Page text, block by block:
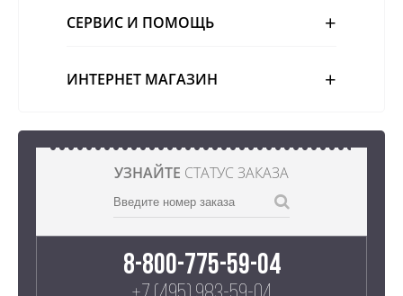
СЕРВИС И ПОМОЩЬ
ИНТЕРНЕТ МАГАЗИН
УЗНАЙТЕ СТАТУС ЗАКАЗА
8-800-775-59-04